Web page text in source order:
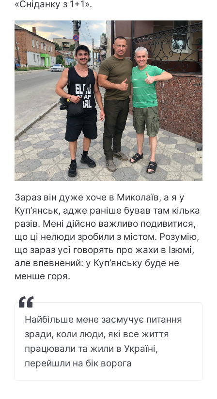
«Сніданку з 1+1».
Зараз він дуже хоче в Миколаїв, а я у
Куп’янськ, адже раніше бував там кілька
разів. Мені дійсно важливо подивитися,
що ці нелюди зробили з містом. Розумію,
що зараз усі говорять про жахи в Ізюмі,
але впевнений: у Куп’янську буде не
менше горя.
Найбільше мене засмучує питання
зради, коли люди, які все життя
працювали та жили в Україні,
перейшли на бік ворога